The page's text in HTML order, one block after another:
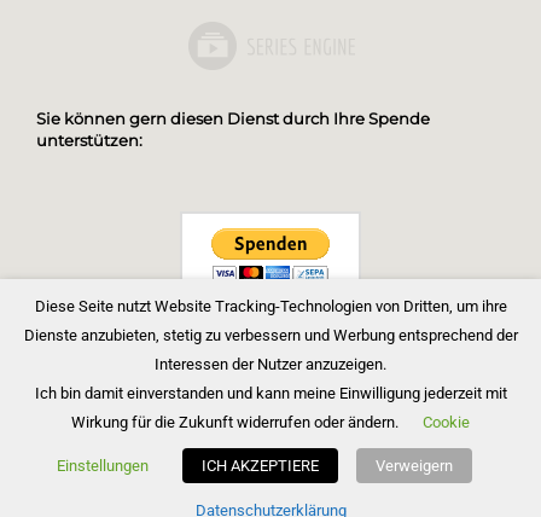
Sie können gern diesen Dienst durch Ihre Spende
unterstützen:
Copyright © 2026 Bibelgemeinde Barnim
Diese Seite nutzt Website Tracking-Technologien von Dritten, um ihre
Dienste anzubieten, stetig zu verbessern und Werbung entsprechend der
Interessen der Nutzer anzuzeigen.
Ich bin damit einverstanden und kann meine Einwilligung jederzeit mit
Wirkung für die Zukunft widerrufen oder ändern.
Cookie
Einstellungen ICH AKZEPTIERE Verweigern
Datenschutzerklärung